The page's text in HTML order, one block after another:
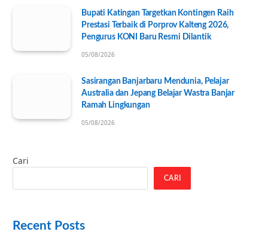
Bupati Katingan Targetkan Kontingen Raih
Prestasi Terbaik di Porprov Kalteng 2026,
Pengurus KONI Baru Resmi Dilantik
05/08/2026
Sasirangan Banjarbaru Mendunia, Pelajar
Australia dan Jepang Belajar Wastra Banjar
Ramah Lingkungan
05/08/2026
Cari
CARI
Recent Posts